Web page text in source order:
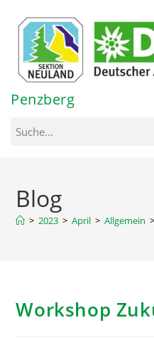
springen
Penzberg
Blog
> 2023 > April > Allgemein >
Workshop